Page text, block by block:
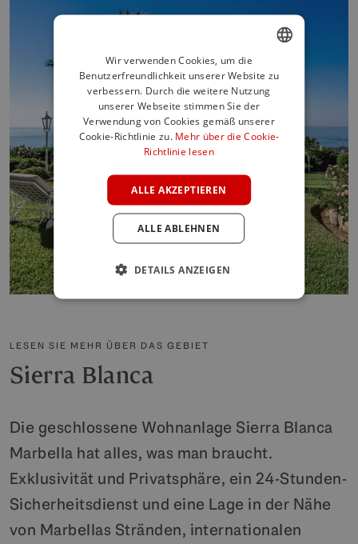
LESEN SIE MEHR ÜBER DAS GEBIET
Sierra Blanca
Die geschlossene Wohnanlage Sierra Blanca
Marbella hat alles, was man braucht.
Exklusivität und Privatsphäre, ein 24-Stunden-
Sicherheitsdienst und eine Lage in der Nähe
von Marbellas Stränden, internationalen
ENGLISH
SPANISH
FRENCH
POLISH
Wir verwenden Cookies, um die
Benutzerfreundlichkeit unserer Website zu
verbessern. Durch die weitere Nutzung
unserer Webseite stimmen Sie der
Verwendung von Cookies gemäß unserer
Cookie-Richtlinie zu. Mehr über die Cookie-
Richtlinie lesen
ALLE AKZEPTIEREN
ALLE ABLEHNEN
DETAILS ANZEIGEN